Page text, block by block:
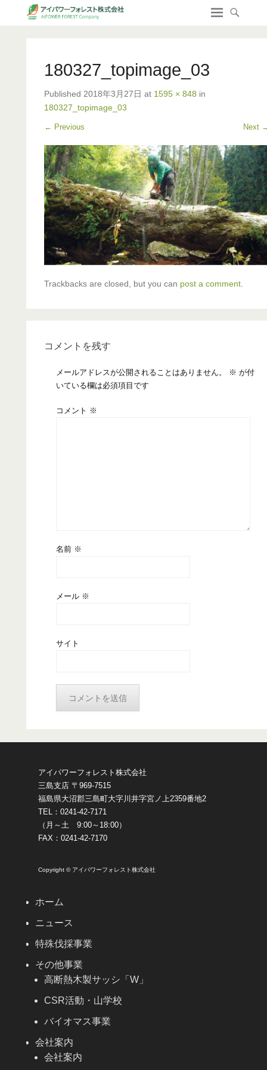
180327_topimage_03
Published 2018年3月27日 at 1595 × 848 in
180327_topimage_03
← Previous Next
Trackbacks are closed, but you can post a comment
コメントを残す
メールアドレスが公開されることはありません。 ※ が付
いている欄は必須項目です
コメント ※
名前 ※
メール ※
サイト
アイパワーフォレスト株式会社
三島支店 〒969-7515
福島県大沼郡三島町大字川井字宮ノ上2359番地2
TEL：0241-42-7171
（月～土 9:00～18:00）
FAX：0241-42-7170
Copyright © アイパワーフォレスト株式会社
ホーム
ニュース
特殊伐採事業
その他事業
高断熱木製サッシ「W」
CSR活動・山学校
バイオマス事業
会社案内
会社案内